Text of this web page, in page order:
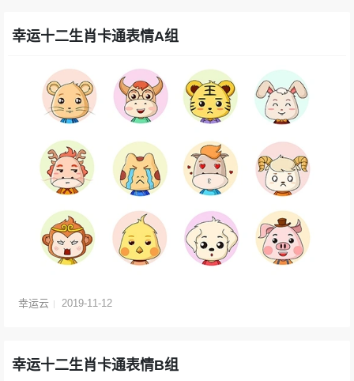
幸运十二生肖卡通表情A组
幸运云 2019-11-12
幸运十二生肖卡通表情B组